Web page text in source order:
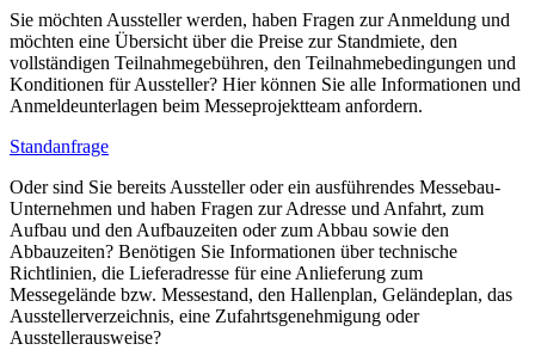
Sie möchten Aussteller werden, haben Fragen zur Anmeldung und
möchten eine Übersicht über die Preise zur Standmiete, den
vollständigen Teilnahmegebühren, den Teilnahmebedingungen und
Konditionen für Aussteller? Hier können Sie alle Informationen und
Anmeldeunterlagen beim Messeprojektteam anfordern.
Standanfrage
Oder sind Sie bereits Aussteller oder ein ausführendes Messebau-
Unternehmen und haben Fragen zur Adresse und Anfahrt, zum
Aufbau und den Aufbauzeiten oder zum Abbau sowie den
Abbauzeiten? Benötigen Sie Informationen über technische
Richtlinien, die Lieferadresse für eine Anlieferung zum
Messegelände bzw. Messestand, den Hallenplan, Geländeplan, das
Ausstellerverzeichnis, eine Zufahrtsgenehmigung oder
Ausstellerausweise?